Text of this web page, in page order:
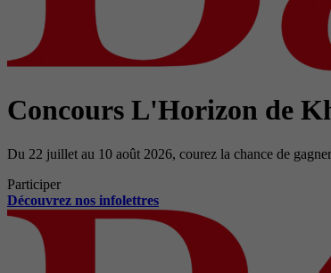
Concours L'Horizon de
Du 22 juillet au 10 août 2026, courez la chance de
Participer
Découvrez nos infolettres